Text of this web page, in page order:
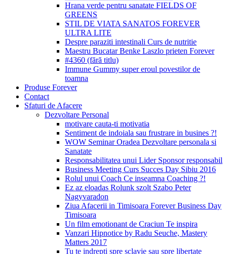
Hrana verde pentru sanatate FIELDS OF
GREENS
STIL DE VIATA SANATOS FOREVER
ULTRA LITE
Despre paraziti intestinali Curs de nutritie
Maestru Bucatar Benke Laszlo prieten Forever
#4360 (fără titlu)
Immune Gummy super eroul povestilor de
toamna
Produse Forever
Contact
Sfaturi de Afacere
Dezvoltare Personal
motivare cauta-ti motivatia
Sentiment de indoiala sau frustrare in busines ?!
WOW Seminar Oradea Dezvoltare personala si
Sanatate
Responsabilitatea unui Lider Sponsor responsabil
Business Meeting Curs Succes Day Sibiu 2016
Rolul unui Coach Ce inseamna Coaching ?!
Ez az eloadas Rolunk szolt Szabo Peter
Nagyvaradon
Ziua Afacerii in Timisoara Forever Business Day
Timisoara
Un film emotionant de Craciun Te inspira
Vanzari Hipnotice by Radu Seuche, Mastery
Matters 2017
Tu te indrepti spre sclavie sau spre libertate